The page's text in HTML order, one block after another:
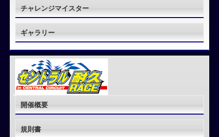
チャレンジマイスター
ギャラリー
開催概要
規則書